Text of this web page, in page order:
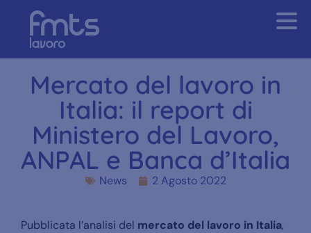
Mercato del lavoro in
Italia: il report di
Ministero del Lavoro,
ANPAL e Banca d’Italia
News 2 Agosto 2022
Pubblicata l’analisi del mercato del lavoro in Italia,